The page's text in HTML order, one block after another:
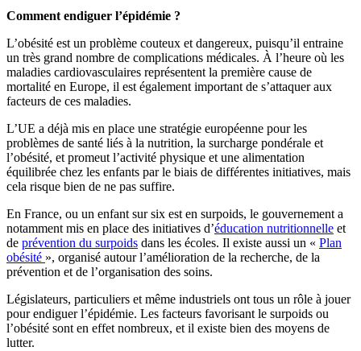
Comment endiguer l’épidémie ?
L’obésité est un problème couteux et dangereux, puisqu’il entraine
un très grand nombre de complications médicales. À l’heure où les
maladies cardiovasculaires représentent la première cause de
mortalité en Europe, il est également important de s’attaquer aux
facteurs de ces maladies.
L’UE a déjà mis en place une stratégie européenne pour les
problèmes de santé liés à la nutrition, la surcharge pondérale et
l’obésité, et promeut l’activité physique et une alimentation
équilibrée chez les enfants par le biais de différentes initiatives, mais
cela risque bien de ne pas suffire.
En France, ou un enfant sur six est en surpoids, le gouvernement a
notamment mis en place des initiatives d’éducation nutritionnelle et
de prévention du surpoids dans les écoles. Il existe aussi un « Plan
obésité », organisé autour l’amélioration de la recherche, de la
prévention et de l’organisation des soins.
Législateurs, particuliers et même industriels ont tous un rôle à jouer
pour endiguer l’épidémie. Les facteurs favorisant le surpoids ou
l’obésité sont en effet nombreux, et il existe bien des moyens de
lutter.